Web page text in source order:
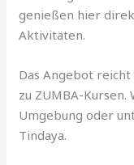
genießen hier
Aktivitäten.
Das Angebot
zu ZUMBA-
Umgebung oder
Tindaya.